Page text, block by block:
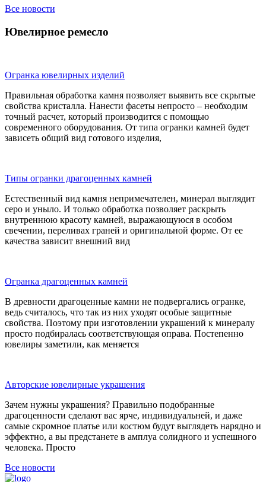
Все новости
Ювелирное ремесло
Огранка ювелирных изделий
Правильная обработка камня позволяет выявить все скрытые
свойства кристалла. Нанести фасеты непросто – необходим
точный расчет, который производится с помощью
современного оборудования. От типа огранки камней будет
зависеть общий вид готового изделия,
Типы огранки драгоценных камней
Естественный вид камня непримечателен, минерал выглядит
серо и уныло. И только обработка позволяет раскрыть
внутреннюю красоту камней, выражающуюся в особом
свечении, переливах граней и оригинальной форме. От ее
качества зависит внешний вид
Огранка драгоценных камней
В древности драгоценные камни не подвергались огранке,
ведь считалось, что так из них уходят особые защитные
свойства. Поэтому при изготовлении украшений к минералу
просто подбиралась соответствующая оправа. Постепенно
ювелиры заметили, как меняется
Авторские ювелирные украшения
Зачем нужны украшения? Правильно подобранные
драгоценности сделают вас ярче, индивидуальней, и даже
самые скромное платье или костюм будут выглядеть нарядно и
эффектно, а вы предстанете в амплуа солидного и успешного
человека. Просто
Все новости